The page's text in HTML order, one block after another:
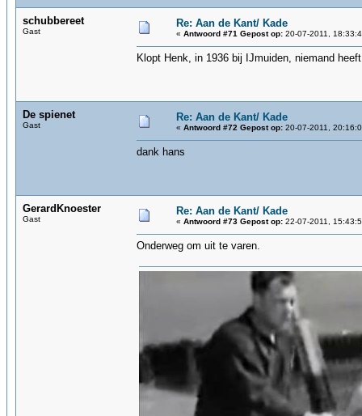
schubbereet
Gast
Re: Aan de Kant/ Kade
« Antwoord #71 Gepost op: 20-07-2011,
Klopt Henk, in 1936 bij IJmuiden, niemand
De spienet
Gast
Re: Aan de Kant/ Kade
« Antwoord #72 Gepost op: 20-07-2011,
dank hans
GerardKnoester
Gast
Re: Aan de Kant/ Kade
« Antwoord #73 Gepost op: 22-07-2011,
Onderweg om uit te varen.